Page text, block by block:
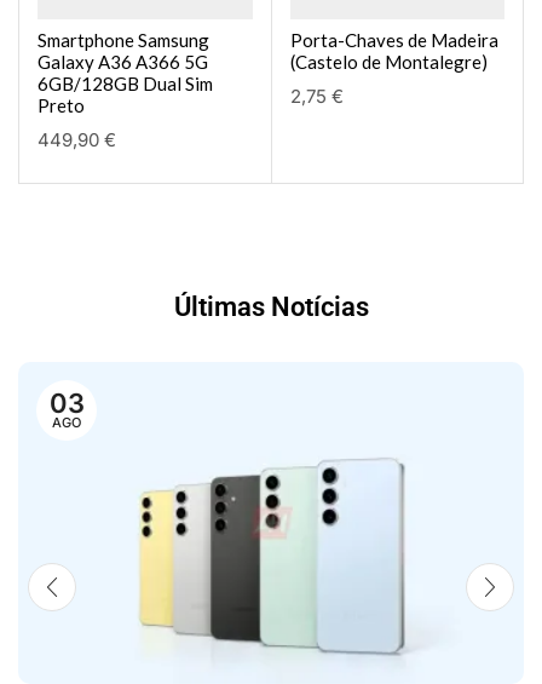
Smartphone Samsung
Galaxy A36 A366 5G
6GB/128GB Dual Sim
Preto
449,90 €
Porta-Chaves de Madeira
(Castelo de Montalegre)
2,75 €
Últimas Notícias
03
AGO